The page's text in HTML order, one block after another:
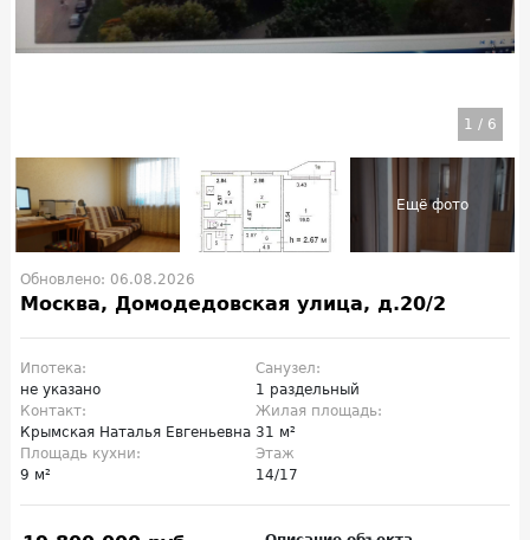
1 / 6
Обновлено: 06.08.2026
Москва, Домодедовская улица, д.20/2
Ипотека:
не указано
Санузел:
1 раздельный
Контакт:
Крымская Наталья Евгеньевна
Жилая площадь:
31 м²
Площадь кухни:
9 м²
Этаж
14/17